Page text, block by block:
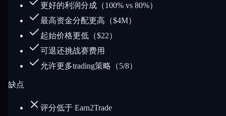
更好的利润分成（100% vs 80%）
最高资金分配更高（$4M）
起始价格更低（$22）
可退还挑战赛费用
允许更多trading策略（5/8）
缺点
评分低于 Earn2Trade